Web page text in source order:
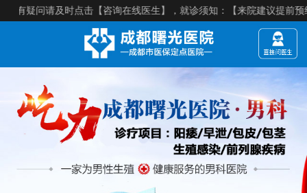
疑问请及时点击【咨询在线医生】，就诊须知：【来院建议提前预约